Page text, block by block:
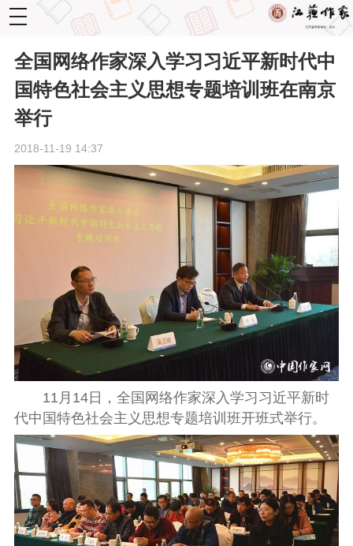
toggle
navigation
全国网络作家深入学习习近平新时代中
国特色社会主义思想专题培训班在南京
举行
2018-11-19 14:37
11月14日，全国网络作家深入学习习近平新时
代中国特色社会主义思想专题培训班开班式举行。